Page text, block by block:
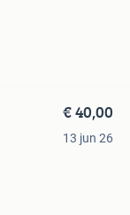
€ 40,00
13 jun 26